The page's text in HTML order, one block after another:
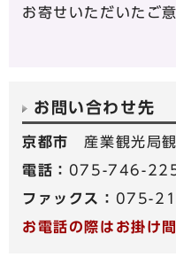
お寄せいただいたご
お問い合わせ先
京都市 産業観光局
電話： 075-746-
ファックス： 075-
お電話の際はお掛け